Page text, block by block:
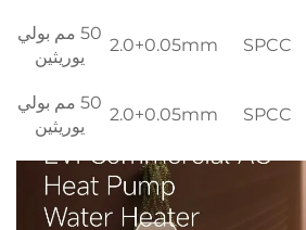
SPCC
2.0+0.05mm
50 مم بولي
يوريثين
SPCC
2.0+0.05mm
50 مم بولي
يوريثين